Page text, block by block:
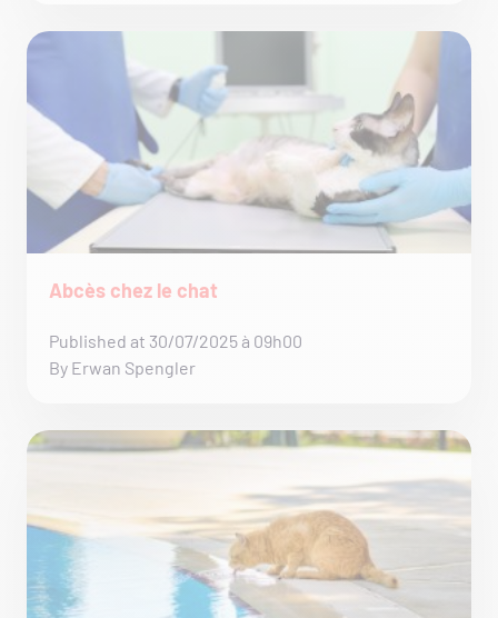
Abcès chez le chat
Published at 30/07/2025 à 09h00
By Erwan Spengler